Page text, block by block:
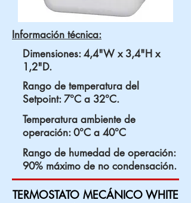
Información técnica:
Dimensiones: 4,4"W x 3,4"H x
1,2"D.
Rango de temperatura del
Setpoint: 7°C a 32°C.
Temperatura ambiente de
operación: 0°C a 40°C
Rango de humedad de operación:
90% máximo de no condensación.
TERMOSTATO MECÁNICO WHITE